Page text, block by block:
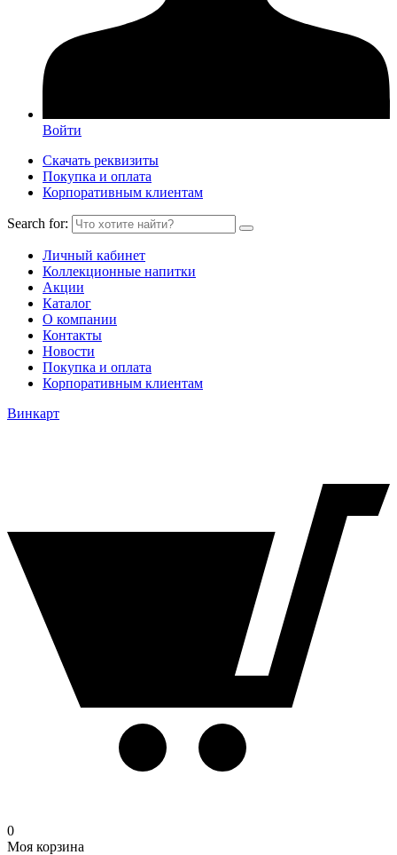
Войти
Скачать реквизиты
Покупка и оплата
Корпоративным клиентам
Search for:
Личный кабинет
Коллекционные напитки
Акции
Каталог
О компании
Контакты
Новости
Покупка и оплата
Корпоративным клиентам
Винкарт
0
Моя корзина